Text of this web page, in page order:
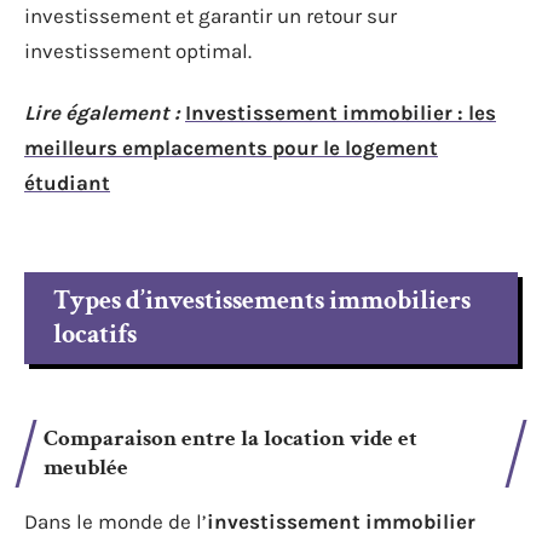
investissement et garantir un retour sur
investissement optimal.
Lire également : Investissement immobilier : les
meilleurs emplacements pour le logement
étudiant
Types d’investissements immobiliers
locatifs
Comparaison entre la location vide et
meublée
Dans le monde de l’investissement immobilier